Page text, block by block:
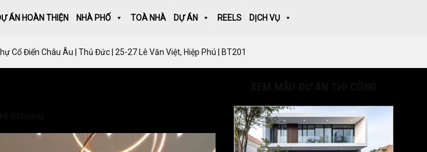
ÁN HOÀN THIỆN NHÀ PHỐ TOÀ NHÀ DỰ ÁN REELS DỊCH VỤ
Cổ Điển Châu Âu | Thủ Đức | 25-27 Lê Văn Việt, Hiệp Phú | BT201